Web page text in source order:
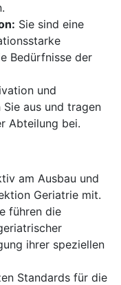
Sie sind eine
Bedürfnisse der
und
aus und tragen
Abteilung bei.
am Ausbau und
Geriatrie mit.
führen die
ihrer speziellen
Standards für die